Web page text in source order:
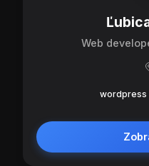
Web
wordpress